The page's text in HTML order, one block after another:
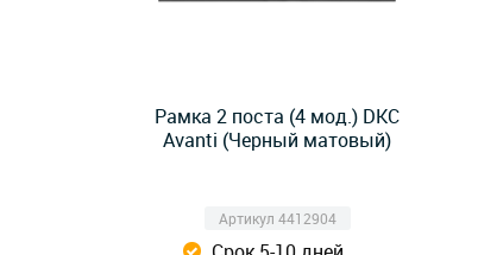
Рамка 2 поста (4 мод.) DKC
Avanti (Черный матовый)
Артикул 4412904